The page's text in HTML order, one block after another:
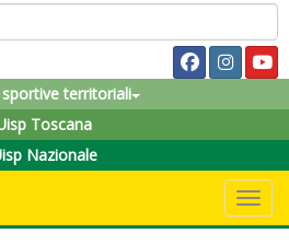
territoriali
Toscana
Nazionale